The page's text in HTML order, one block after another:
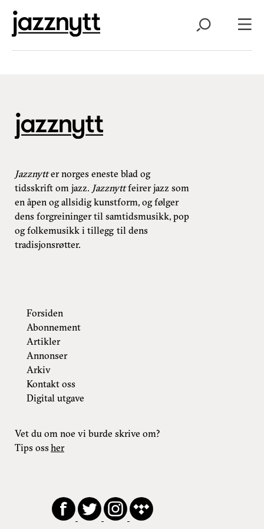
Jazznytter norges eneste blad og
tidsskrift om jazz. Jazznyttfeirer jazz som
en åpen og allsidig kunstform, og følger
dens forgreininger til samtidsmusikk, pop
og folkemusikk i tillegg til dens
tradisjonsrøtter.
Forsiden
Abonnement
Artikler
Annonser
Arkiv
Kontakt oss
Digital utgave
Vet du om noe vi burde skrive om?
Tips ossher